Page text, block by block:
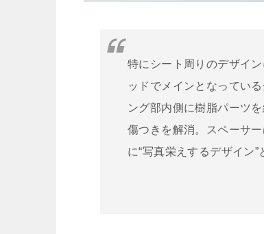
特にシート周りのデザイ
ッドでメインとなってい
ング部内側に樹脂パーツ
傷つきを解消。スペーサ
に“写真栄えするデザイン”